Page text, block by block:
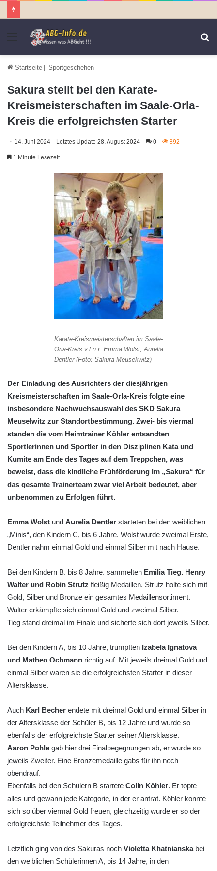
Menü
Startseite | Sportgeschehen
Sakura stellt bei den Karate-
Kreismeisterschaften im Saale-Orla-
Kreis die erfolgreichsten Starter
14. Juni 2024 Letztes Update 28. August 2024 0 892
1 Minute Lesezeit
Karate-Kreismeisterschaften im Saale-
Orla-Kreis v.l.n.r. Emma Wolst, Aurelia
Dentler (Foto: Sakura Meusekwitz)
Der Einladung des Ausrichters der diesjährigen
Kreismeisterschaften im Saale-Orla-Kreis folgte eine
insbesondere Nachwuchsauswahl des SKD Sakura
Meuselwitz zur Standortbestimmung. Zwei- bis viermal
standen die vom Heimtrainer Köhler entsandten
Sportlerinnen und Sportler in den Disziplinen Kata und
Kumite am Ende des Tages auf dem Treppchen, was
beweist, dass die kindliche Frühförderung im „Sakura“ für
das gesamte Trainerteam zwar viel Arbeit bedeutet, aber
unbenommen zu Erfolgen führt.
Emma Wolst und Aurelia Dentler starteten bei den weiblichen
„Minis“, den Kindern C, bis 6 Jahre. Wolst wurde zweimal Erste,
Dentler nahm einmal Gold und einmal Silber mit nach Hause.
Bei den Kindern B, bis 8 Jahre, sammelten Emilia Tieg, Henry
Walter und Robin Strutz fleißig Medaillen. Strutz holte sich mit
Gold, Silber und Bronze ein gesamtes Medaillensortiment.
Walter erkämpfte sich einmal Gold und zweimal Silber.
Tieg stand dreimal im Finale und sicherte sich dort jeweils Silber.
Bei den Kindern A, bis 10 Jahre, trumpften Izabela Ignatova
und Matheo Ochmann richtig auf. Mit jeweils dreimal Gold und
einmal Silber waren sie die erfolgreichsten Starter in dieser
Altersklasse.
Auch Karl Becher endete mit dreimal Gold und einmal Silber in
der Altersklasse der Schüler B, bis 12 Jahre und wurde so
ebenfalls der erfolgreichste Starter seiner Altersklasse.
Aaron Pohle gab hier drei Finalbegegnungen ab, er wurde so
jeweils Zweiter. Eine Bronzemedaille gabs für ihn noch
obendrauf.
Ebenfalls bei den Schülern B startete Colin Köhler. Er topte
alles und gewann jede Kategorie, in der er antrat. Köhler konnte
sich so über viermal Gold freuen, gleichzeitig wurde er so der
erfolgreichste Teilnehmer des Tages.
Letztlich ging von des Sakuras noch Violetta Khatnianskabei
den weiblichen Schülerinnen A, bis 14 Jahre, in den